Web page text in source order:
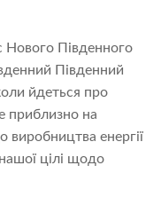
Південного
Південний
йдеться про
приблизно на
виробництва енергії
цілі щодо